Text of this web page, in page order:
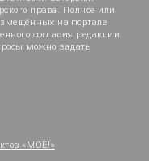
права. Полное или
на портале
согласия редакции
можно задать
«МОЁ!»